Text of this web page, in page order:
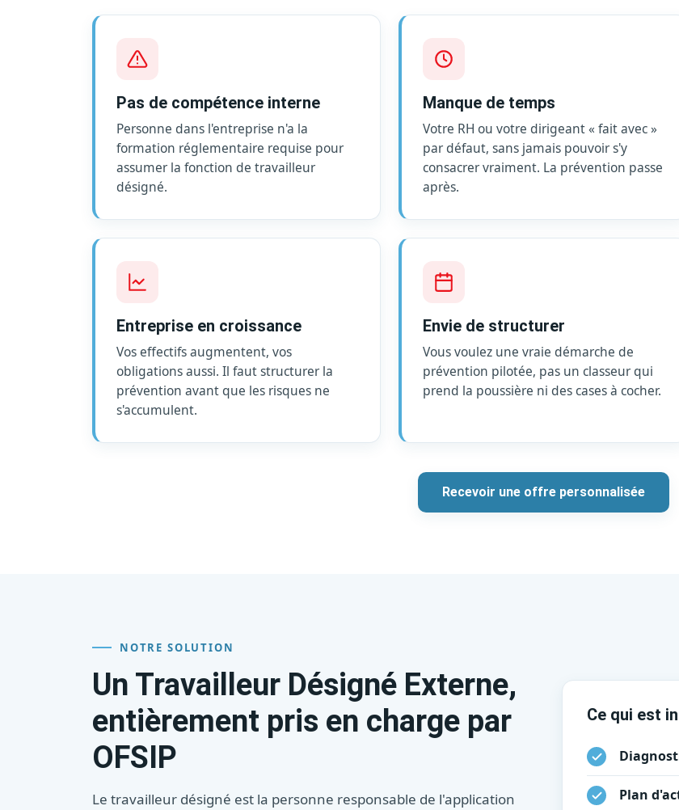
Pas de compétence interne
Personne dans l'entreprise n'a la
formation réglementaire requise pour
assumer la fonction de travailleur
désigné.
Manque de temps
Votre RH ou votre dirigeant « fait avec »
par défaut, sans jamais pouvoir s'y
consacrer vraiment. La prévention passe
après.
Entreprise en croissance
Vos effectifs augmentent, vos
obligations aussi. Il faut structurer la
prévention avant que les risques ne
s'accumulent.
Envie de structurer
Vous voulez une vraie démarche de
prévention pilotée, pas un classeur qui
prend la poussière ni des cases à cocher.
Recevoir une offre personnalisée
NOTRE SOLUTION
Un Travailleur Désigné Externe,
entièrement pris en charge par
OFSIP
Le travailleur désigné est la personne responsable de l'application
Ce qui est
Plan